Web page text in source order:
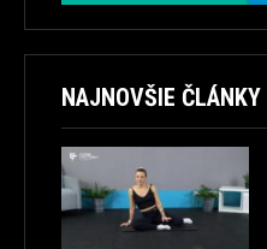
NAJNOVŠIE ČLÁNKY